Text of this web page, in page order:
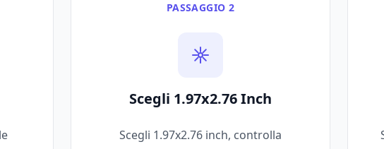
PASSAGGIO 2
Scegli 1.97x2.76 Inch
Scegli 1.97x2.76 inch, controlla